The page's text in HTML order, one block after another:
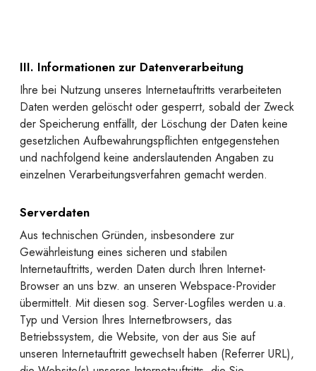
III. Informationen zur Datenverarbeitung
Ihre bei Nutzung unseres Internetauftritts verarbeiteten
Daten werden gelöscht oder gesperrt, sobald der Zweck
der Speicherung entfällt, der Löschung der Daten keine
gesetzlichen Aufbewahrungspflichten entgegenstehen
und nachfolgend keine anderslautenden Angaben zu
einzelnen Verarbeitungsverfahren gemacht werden.
Serverdaten
Aus technischen Gründen, insbesondere zur
Gewährleistung eines sicheren und stabilen
Internetauftritts, werden Daten durch Ihren Internet-
Browser an uns bzw. an unseren Webspace-Provider
übermittelt. Mit diesen sog. Server-Logfiles werden u.a.
Typ und Version Ihres Internetbrowsers, das
Betriebssystem, die Website, von der aus Sie auf
unseren Internetauftritt gewechselt haben (Referrer URL),